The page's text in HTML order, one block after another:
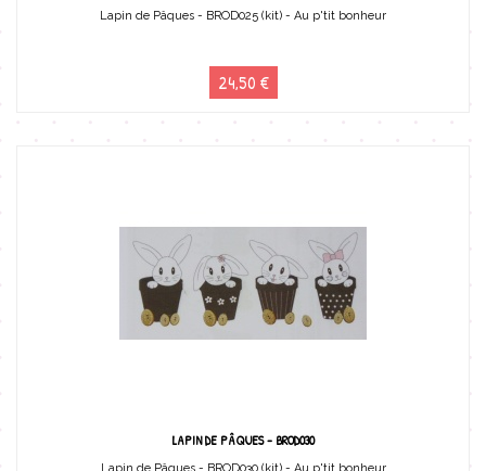
Lapin de Pâques - BROD025 (kit) - Au p'tit bonheur
24,50 €
LAPIN DE PÂQUES - BROD030